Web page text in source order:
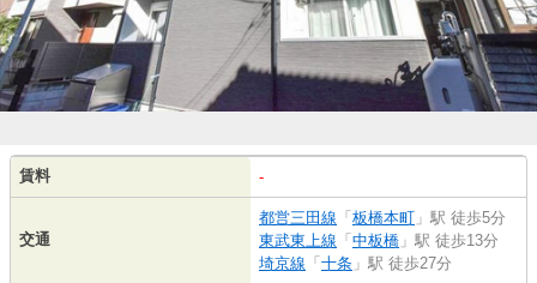
賃料 -
交通
都営三田線 「 板橋本町 」駅 徒歩5分
東武東上線 「 中板橋 」駅 徒歩13分
埼京線 「 十条 」駅 徒歩27分